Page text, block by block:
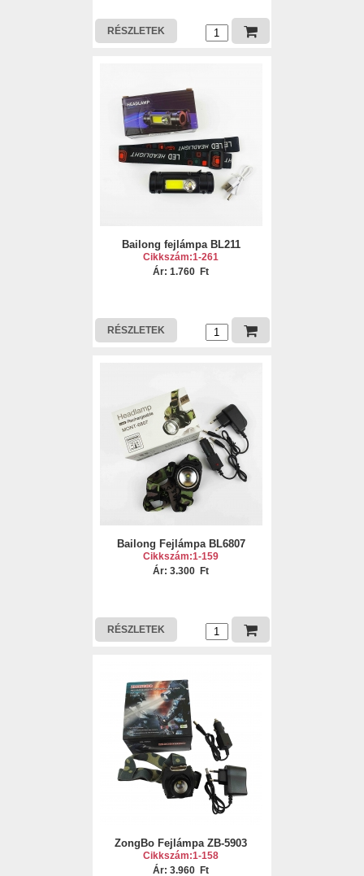
RÉSZLETEK
Bailong fejlámpa BL211
Cikkszám:1-261
Ár: 1.760 Ft
RÉSZLETEK
Bailong Fejlámpa BL6807
Cikkszám:1-159
Ár: 3.300 Ft
RÉSZLETEK
ZongBo Fejlámpa ZB-5903
Cikkszám:1-158
Ár: 3.960 Ft